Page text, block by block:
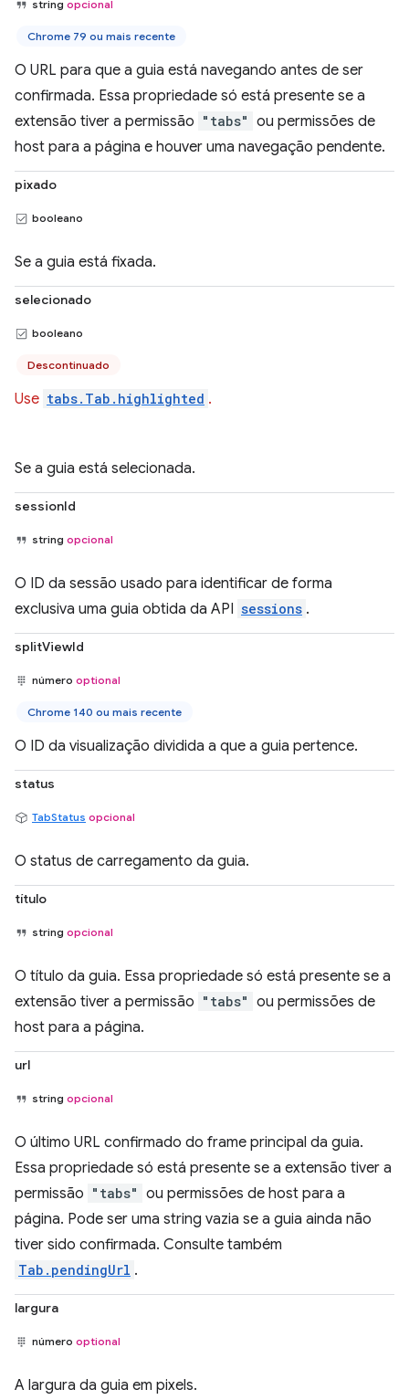
string opcional
Chrome 79 ou mais recente
O URL para que a guia está navegando antes de ser
confirmada. Essa propriedade só está presente se a
extensão tiver a permissão "tabs" ou permissões de
host para a página e houver uma navegação pendente.
pixado
booleano
Se a guia está fixada.
selecionado
booleano
Descontinuado
Use tabs.Tab.highlighted .
Se a guia está selecionada.
sessionId
string opcional
O ID da sessão usado para identificar de forma
exclusiva uma guia obtida da API sessions .
splitViewId
número optional
Chrome 140 ou mais recente
O ID da visualização dividida a que a guia pertence.
status
TabStatus opcional
O status de carregamento da guia.
título
string opcional
O título da guia. Essa propriedade só está presente se a
extensão tiver a permissão "tabs" ou permissões de
host para a página.
url
string opcional
O último URL confirmado do frame principal da guia.
Essa propriedade só está presente se a extensão tiver a
permissão "tabs" ou permissões de host para a
página. Pode ser uma string vazia se a guia ainda não
tiver sido confirmada. Consulte também
Tab.pendingUrl .
largura
número optional
A largura da guia em pixels.